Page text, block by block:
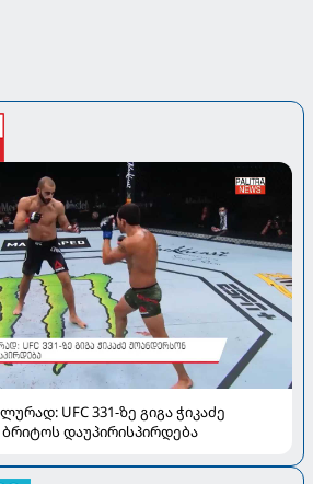
UFC 331-ზე გიგა ჭიკაძე
დაუპირისპირდება